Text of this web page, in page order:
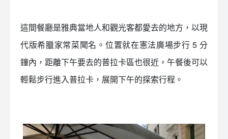
這間餐廳是雅典當地人和觀光客都愛去的地方，以現
代版希臘家常菜聞名。位置就在憲法廣場步行 5 分
鐘內，距離下午要去的普拉卡區也很近，午餐後可以
輕鬆步行進入普拉卡，展開下午的探索行程。